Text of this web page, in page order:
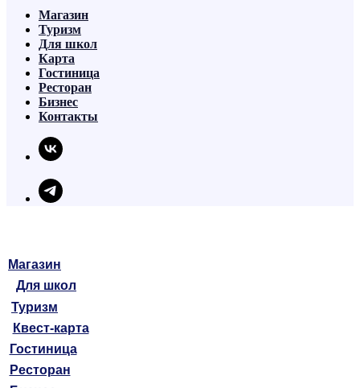
Магазин
Для школ
Туризм
Квест-карта
Гостиница
Ресторан
Магазин
Туризм
Для школ
Карта
Гостиница
Ресторан
Бизнес
Контакты